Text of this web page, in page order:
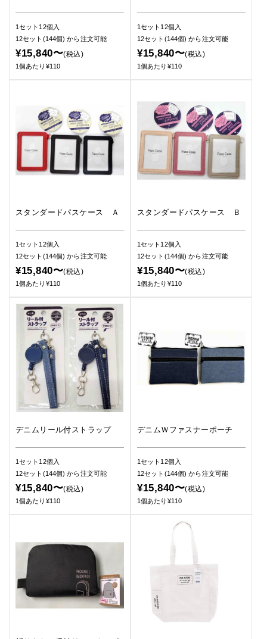
1セット12個入
12セット(144個)から注文可能
¥15,840〜(税込)
1個あたり¥110
1セット12個入
12セット(144個)から注文可能
¥15,840〜(税込)
1個あたり¥110
スタンダードパスケース Ａ
1セット12個入
12セット(144個)から注文可能
¥15,840〜(税込)
1個あたり¥110
スタンダードパスケース Ｂ
1セット12個入
12セット(144個)から注文可能
¥15,840〜(税込)
1個あたり¥110
デニムリール付ストラップ
1セット12個入
12セット(144個)から注文可能
¥15,840〜(税込)
1個あたり¥110
デニムＷファスナーポーチ
1セット12個入
12セット(144個)から注文可能
¥15,840〜(税込)
1個あたり¥110